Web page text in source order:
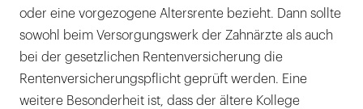
oder eine vorgezogene Altersrente bezieht. Dann sollte
sowohl beim Versorgungswerk der Zahnärzte als auch
bei der gesetzlichen Rentenversicherung die
Rentenversicherungspflicht geprüft werden. Eine
weitere Besonderheit ist, dass der ältere Kollege